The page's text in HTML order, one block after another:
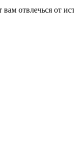
отвлечься от